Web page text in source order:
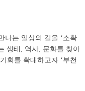
나는 일상의 길을 ‘소확
생태, 역사, 문화를 찾아
회를 확대하고자 ‘부천